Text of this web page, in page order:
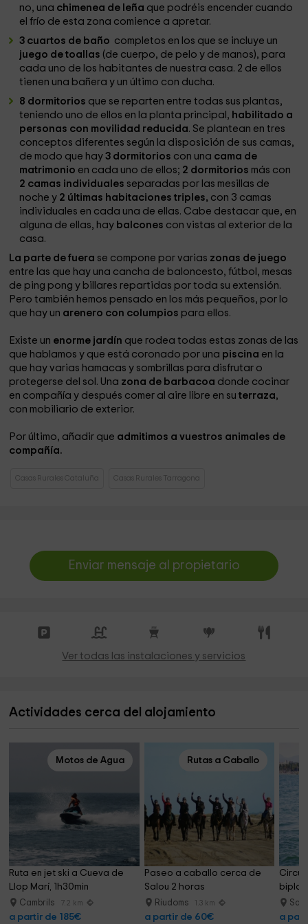
no, una chimenea de leña que podréis encender cuando
el frío de esta zona comience a apretar.
3 cuartos de baño completos en los que se incluye un
juego de toallas (de cuerpo, de pelo y de manos), para
cada uno de los habitantes de nuestra casa. 2 de ellos
tienen una bañera y un último con ducha.
8 dormitorios que se reparten entre todas sus plantas,
teniendo uno de ellos en la planta principal, habilitado a
personas con movilidad reducida. Se plantean en tres
conceptos diferentes según la disposición de sus camas,
de modo que hay3 dormitorios con una cama de
matrimonio en cada uno de ellos; 2 dormitorios más con
2 camas individuales separadas por las mesillas de
noche y 2 últimas habitaciones triples, con 3 camas
individuales en cada una de ellas. Cabe destacar que, en
alguna de ellas, hay balcones con vistas al exterior de la
casa.
La parte de fuera se compone por varias zonas de juego
entre las que hay una cancha de baloncesto, fútbol, mesas
de ping pong y billares repartidas por toda su extensión.
Pero también hemos pensado en los más pequeños, por lo
que hay un arenero con columpios para ellos.
Existe un enorme jardín que rodea todas estas zonas de las
que hablamos y que está coronado por una piscina en la
que hay varias hamacas y sombrillas para disfrutar o
protegerse del sol. Una zona de barbacoa donde cocinar
en compañía y después comer al aire libre en su terraza,
con mobiliario de exterior.
Por último, añadir que admitimos a vuestros animales de
compañía.
Casas Rurales Cataluña Casas Rurales Tarragona
Enviar mensaje al propietario
Ver todas las instalaciones y servicios
Actividades cerca del alojamiento
Motos de Agua
Ruta en jet ski a Cueva de
Llop Marí, 1h30min
Cambrils 7.2 km
a partir de 185€
Rutas a Caballo
Paseo a caballo cerca de
Salou 2 horas
Riudoms 1.3 km
a partir de 60€ a